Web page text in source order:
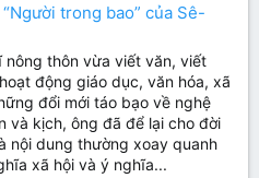
trong bao” của Sê-
nông thôn vừa viết văn, viết
động giáo dục, văn hóa, xã
đổi mới táo bạo về nghệ
và kịch, ông đã để lại cho đời
nội dung thường xoay quanh
xã hội và ý nghĩa...